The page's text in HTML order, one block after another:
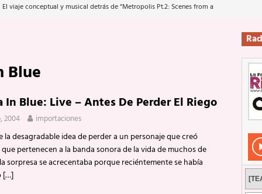
El viaje conceptual y musical detrás de “Metropolis Pt.2: Scenes from a
El rock urbano sigue en buenas manos
que van a escucharte te saludan
Rockeros certificados
ENTREVISTAS
2 de mayo de 2026 en Fuengirola
Su ‘aullido’ retumbó ferozmente en Fuengirola.
REPORTAJES
La historia de Nintendo Vol. 2 PUBLICACIONES
Blue
In Blue: Live – Antes De Perder El Riego
2004 importaciones
la desagradable idea de perder a un personaje que creó
pertenecen a la banda sonora de la vida de muchos de
sorpresa se acrecentaba porque reciéntemente se había
[…]